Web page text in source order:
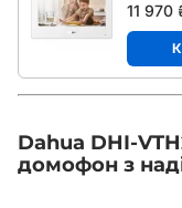
11 970
Dahua DHI-
домофон з